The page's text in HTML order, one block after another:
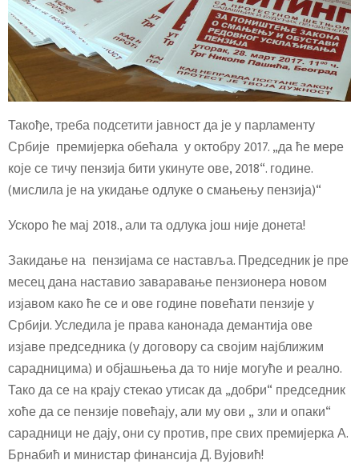
Такође, треба подсетити јавност да је у парламенту
Србије премијерка обећала у октобру 2017. „да ће мере
које се тичу пензија бити укинуте ове, 2018“. године.
(мислила је на укидање одлуке о смањењу пензија)“
Ускоро ће мај 2018., али та одлука још није донета!
Закидање на пензијама се наставља. Председник је пре
месец дана наставио заваравање пензионера новом
изјавом како ће се и ове године повећати пензије у
Србији. Уследила је права канонада демантија ове
изјаве председника (у договору са својим најближим
сарадницима) и објашњења да то није могуће и реално.
Тако да се на крају стекао утисак да „добри“ председник
хоће да се пензије повећају, али му ови „ зли и опаки“
сарадници не дају, они су против, пре свих премијерка А.
Брнабић и министар финансија Д. Вујовић!